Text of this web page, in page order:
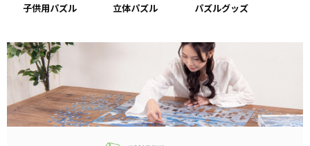
子供用パズル 立体パズル パズルグッズ